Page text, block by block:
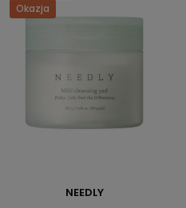
Okazja
NEEDLY